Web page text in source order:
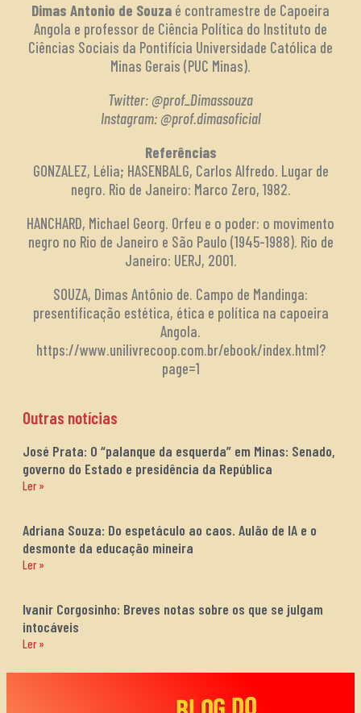
Dimas Antonio de Souza é contramestre de Capoeira
Angola e professor de Ciência Política do Instituto de
Ciências Sociais da Pontifícia Universidade Católica de
Minas Gerais (PUC Minas).
Twitter: @prof_Dimassouza
Instagram: @prof.dimasoficial
Referências
GONZALEZ, Lélia; HASENBALG, Carlos Alfredo. Lugar de
negro. Rio de Janeiro: Marco Zero, 1982.
HANCHARD, Michael Georg. Orfeu e o poder: o movimento
negro no Rio de Janeiro e São Paulo (1945-1988). Rio de
Janeiro: UERJ, 2001.
SOUZA, Dimas Antônio de. Campo de Mandinga:
presentificação estética, ética e política na capoeira
Angola.
https://www.unilivrecoop.com.br/ebook/index.html?
page=1
Outras notícias
José Prata: O “palanque da esquerda” em Minas: Senado,
governo do Estado e presidência da República
Ler »
Adriana Souza: Do espetáculo ao caos. Aulão de IA e o
desmonte da educação mineira
Ler »
Ivanir Corgosinho: Breves notas sobre os que se julgam
intocáveis
Ler »